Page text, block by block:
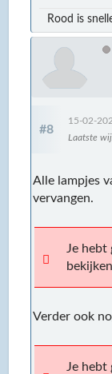
Rood is
#8
15-02-
Laatste
Alle lampjes
vervangen.
Je hebt
Verder ook
Je hebt